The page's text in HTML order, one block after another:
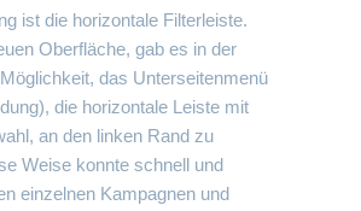
ist die horizontale Filterleiste.
Oberfläche, gab es in der
das Unterseitenmenü
die horizontale Leiste mit
an den linken Rand zu
Weise konnte schnell und
einzelnen Kampagnen und